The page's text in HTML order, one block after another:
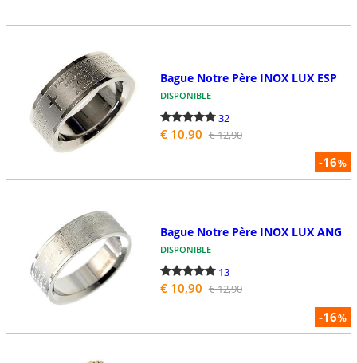
-16%
Bague Notre Père INOX LUX ESP
DISPONIBLE
32
€ 10,90 € 12,90
-16%
Bague Notre Père INOX LUX ANG
DISPONIBLE
13
€ 10,90 € 12,90